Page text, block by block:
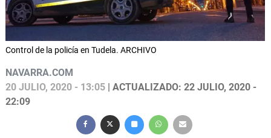
Control de la policía en Tudela. ARCHIVO
NAVARRA.COM
20 JULIO, 2020 - 13:05 | ACTUALIZADO: 22 JULIO, 2020 -
22:09